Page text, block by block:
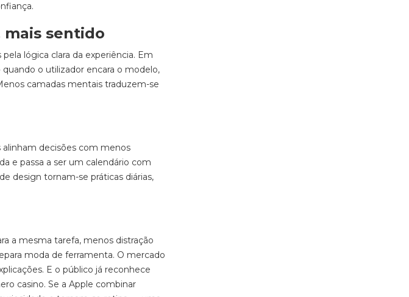
sentido
lógica clara da experiência. Em
o utilizador encara o modelo,
camadas mentais traduzem-se
alinham decisões com menos
e passa a ser um calendário com
design tornam-se práticas diárias,
a mesma tarefa, menos distração
moda de ferramenta. O mercado
E o público já reconhece
casino. Se a Apple combinar